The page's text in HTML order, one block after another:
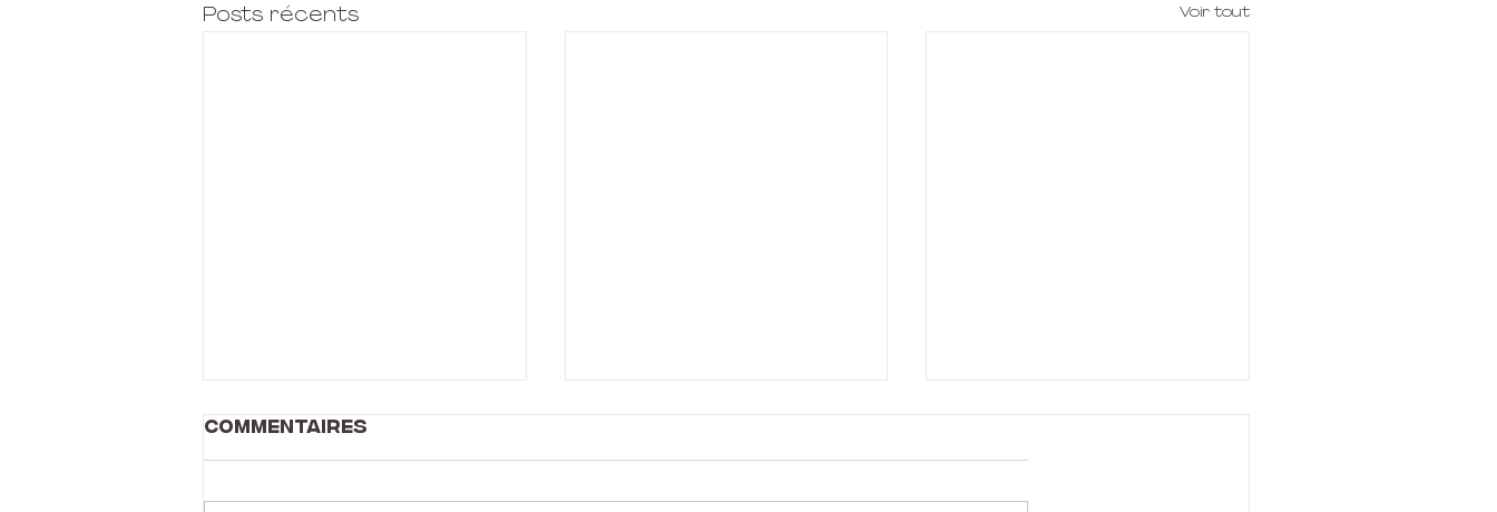
Posts récents Voir tout
Commentaires